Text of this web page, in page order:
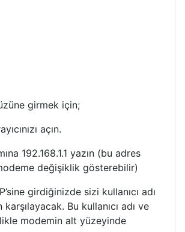
girmek için;
açın.
192.168.1.1 yazın (bu adres
değişiklik gösterebilir)
girdiğinizde sizi kullanıcı adı
Bu kullanıcı adı ve
modemin alt yüzeyinde